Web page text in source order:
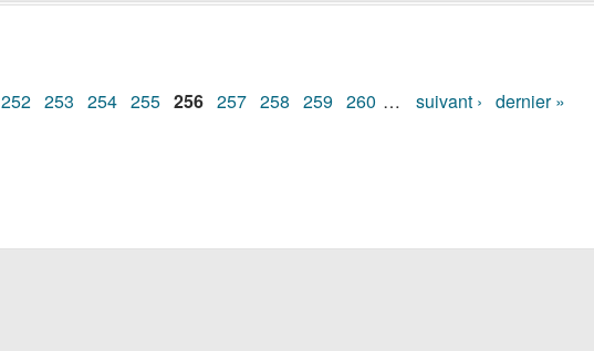
252 253 254 255 256 257 258 259 260 … suivant › dernier »